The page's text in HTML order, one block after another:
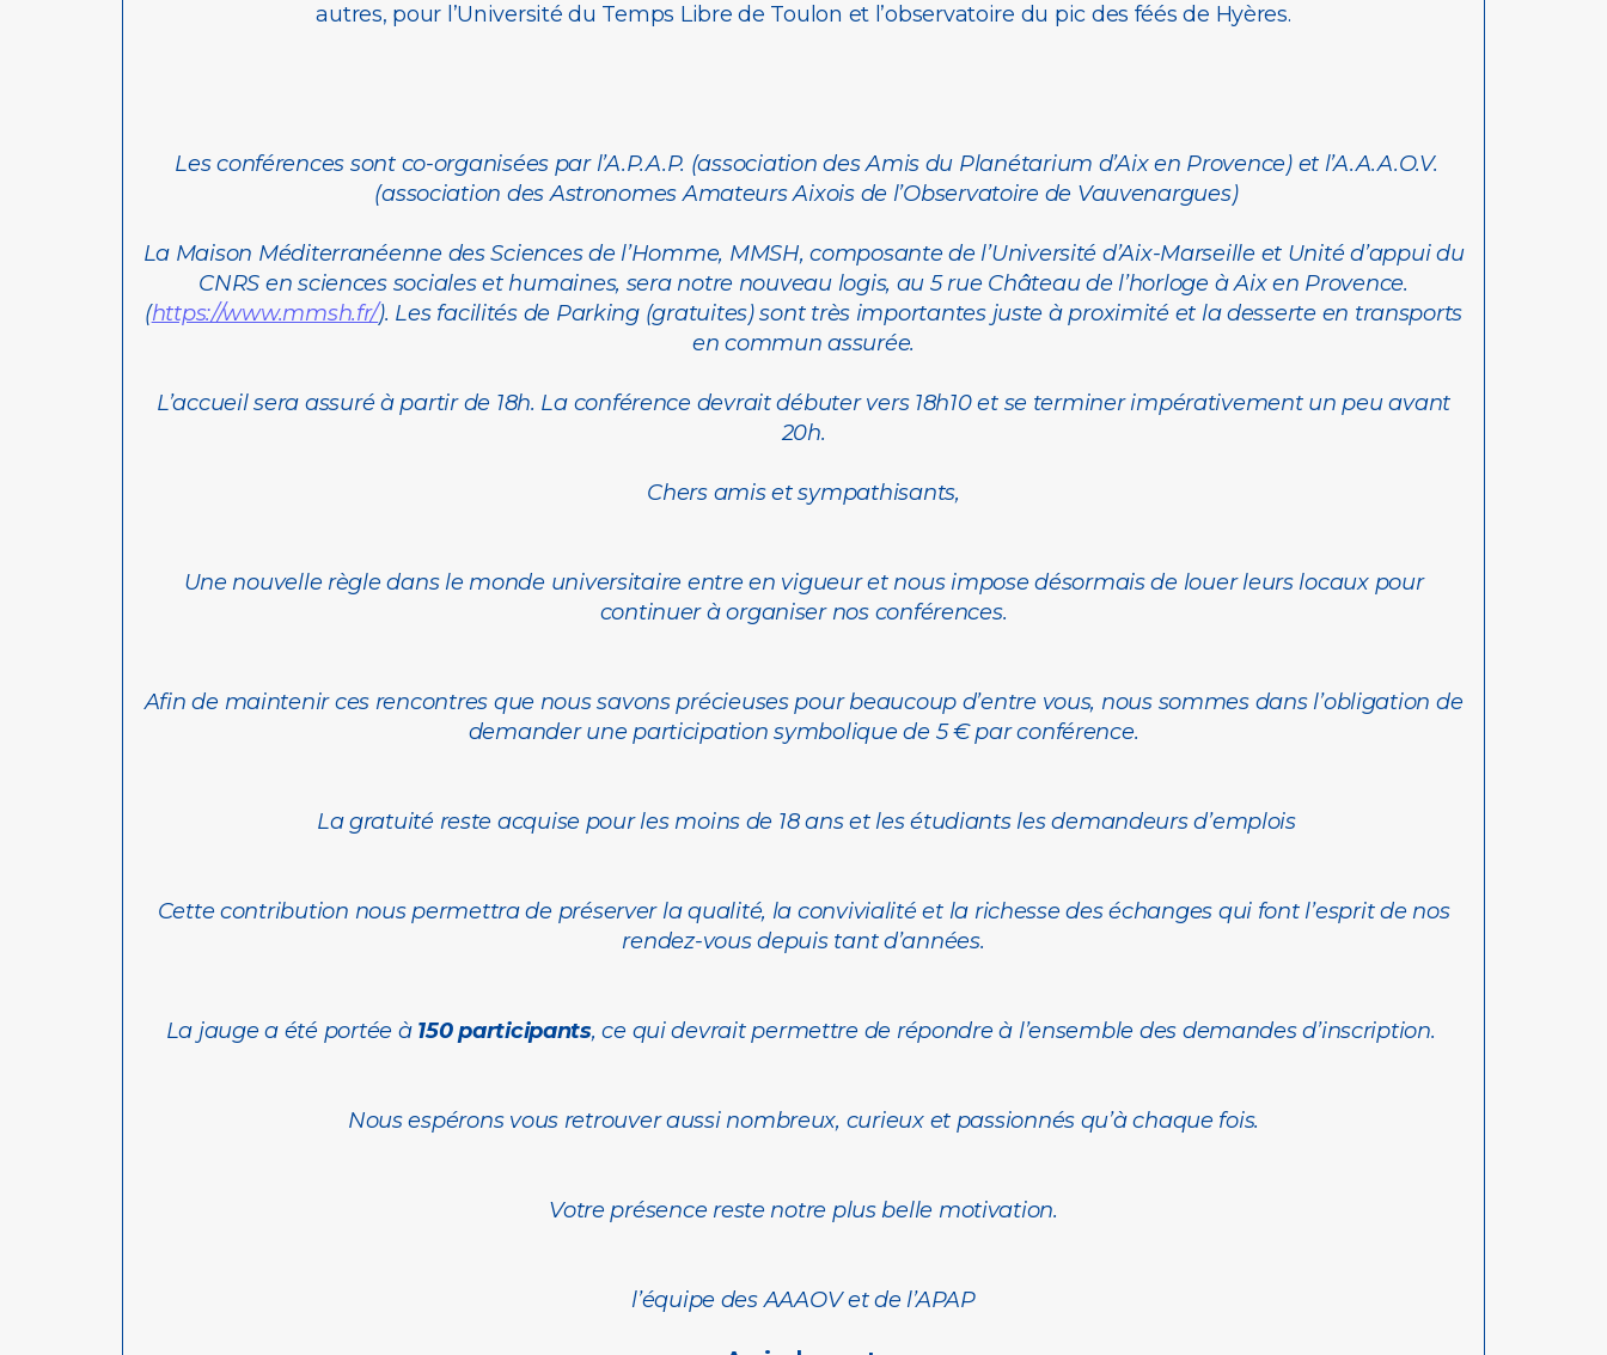
autres, pour l’Université du Temps Libre de Toulon et l’observatoire du pic des féés de Hyères.
Les conférences sont co-organisées par l’A.P.A.P. (association des Amis du Planétarium d’Aix en Provence) et l’A.A.A.O.V.
(association des Astronomes Amateurs Aixois de l’Observatoire de Vauvenargues)
La Maison Méditerranéenne des Sciences de l’Homme, MMSH, composante de l’Université d’Aix-Marseille et Unité d’appui du
CNRS en sciences sociales et humaines, sera notre nouveau logis, au 5 rue Château de l’horloge à Aix en Provence.
(https://www.mmsh.fr/). Les facilités de Parking (gratuites) sont très importantes juste à proximité et la desserte en transports
en commun assurée.
L’accueil sera assuré à partir de 18h. La conférence devrait débuter vers 18h10 et se terminer impérativement un peu avant
20h.
Chers amis et sympathisants,
Une nouvelle règle dans le monde universitaire entre en vigueur et nous impose désormais de louer leurs locaux pour
continuer à organiser nos conférences.
Afin de maintenir ces rencontres que nous savons précieuses pour beaucoup d’entre vous, nous sommes dans l’obligation de
demander une participation symbolique de 5 € par conférence.
La gratuité reste acquise pour les moins de 18 ans et les étudiants les demandeurs d’emplois
Cette contribution nous permettra de préserver la qualité, la convivialité et la richesse des échanges qui font l’esprit de nos
rendez-vous depuis tant d’années.
La jauge a été portée à 150 participants, ce qui devrait permettre de répondre à l’ensemble des demandes d’inscription.
Nous espérons vous retrouver aussi nombreux, curieux et passionnés qu’à chaque fois.
Votre présence reste notre plus belle motivation.
l’équipe des AAAOV et de l’APAP